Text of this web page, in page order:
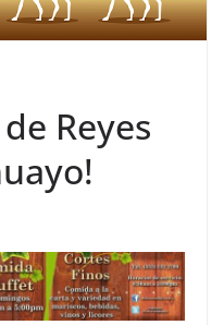
Reyes